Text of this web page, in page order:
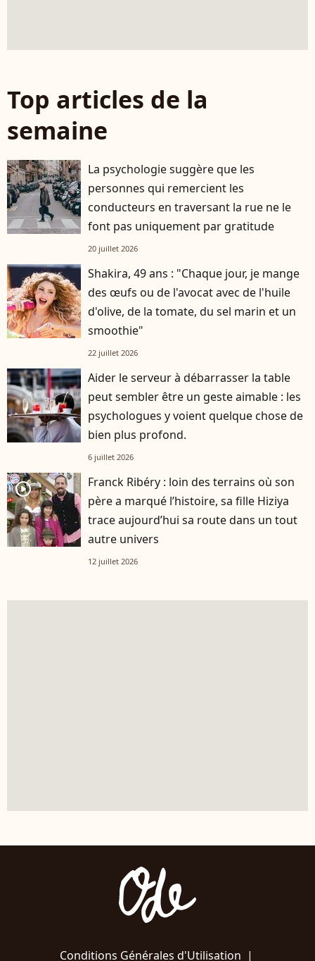
Top articles de la
semaine
La psychologie suggère que les
personnes qui remercient les
conducteurs en traversant la rue ne le
font pas uniquement par gratitude
20 juillet 2026
Shakira, 49 ans : "Chaque jour, je mange
des œufs ou de l'avocat avec de l'huile
d'olive, de la tomate, du sel marin et un
smoothie"
22 juillet 2026
Aider le serveur à débarrasser la table
peut sembler être un geste aimable : les
psychologues y voient quelque chose de
bien plus profond.
6 juillet 2026
player2
Franck Ribéry : loin des terrains où son
père a marqué l’histoire, sa fille Hiziya
trace aujourd’hui sa route dans un tout
autre univers
12 juillet 2026
Conditions Générales d'Utilisation |